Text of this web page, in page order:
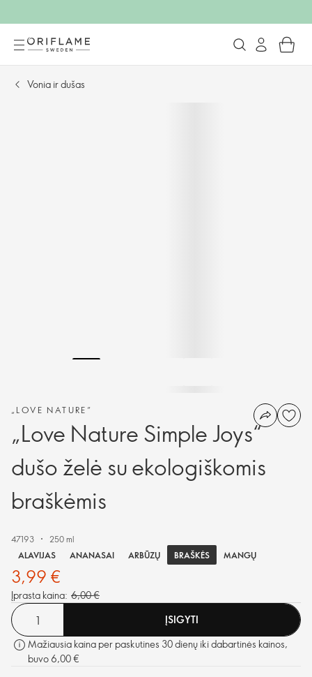
Vonia ir dušas
„LOVE NATURE“
„Love Nature Simple Joys“
dušo želė su ekologiškomis
braškėmis
47193
250 ml
ALAVIJAS
ANANASAI ARBŪZŲ BRAŠKĖS MANGŲ
3,99 €
Įprasta kaina: 6,00 €
ĮSIGYTI
Mažiausia kaina per paskutines 30 dienų iki dabartinės kainos,
buvo 6,00 €